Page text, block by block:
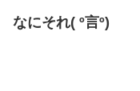
なにそれ( º言º)